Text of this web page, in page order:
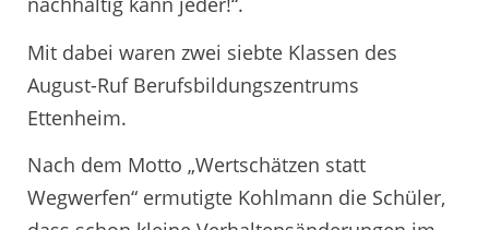
Mit dabei waren zwei siebte Klassen des
August-Ruf Berufsbildungszentrums
Ettenheim.
Nach dem Motto „Wertschätzen statt
Wegwerfen“ ermutigte Kohlmann die Schüler,